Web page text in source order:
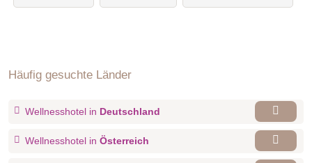
Häufig gesuchte Länder
Wellnesshotel in Deutschland
Wellnesshotel in Österreich